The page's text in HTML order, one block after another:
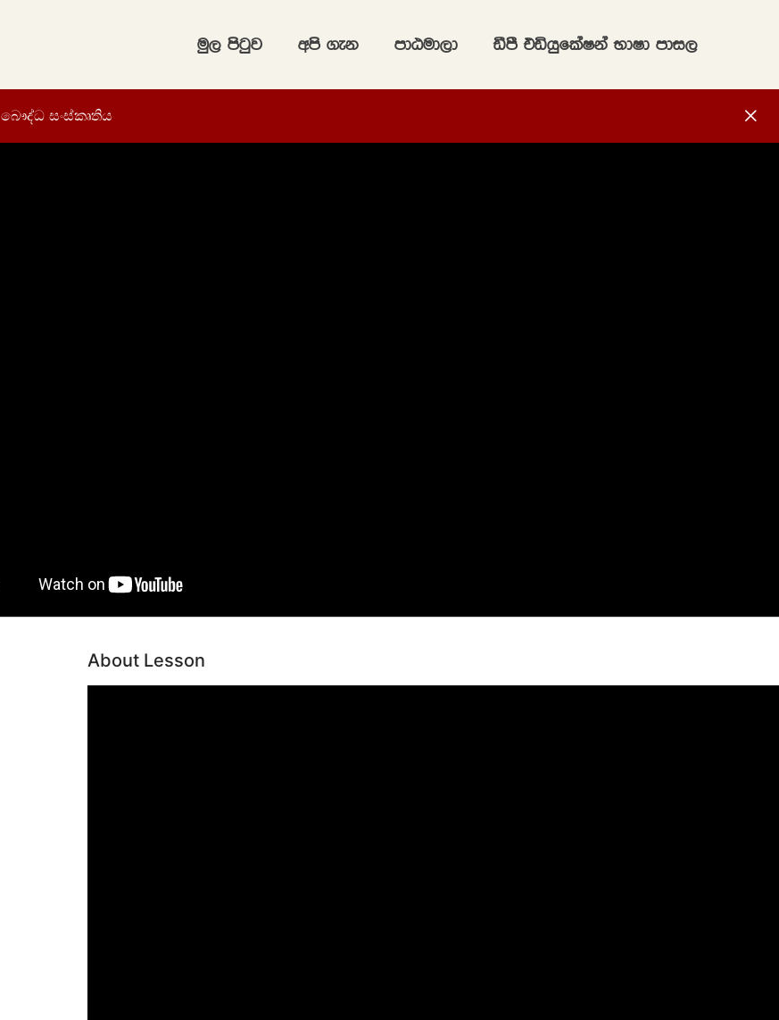
uq, msgqj wms .ek mdGud,d ãmS tähqflaIka NdId mdi,
බෞද්ධ සංස්කෘතිය
About Lesson